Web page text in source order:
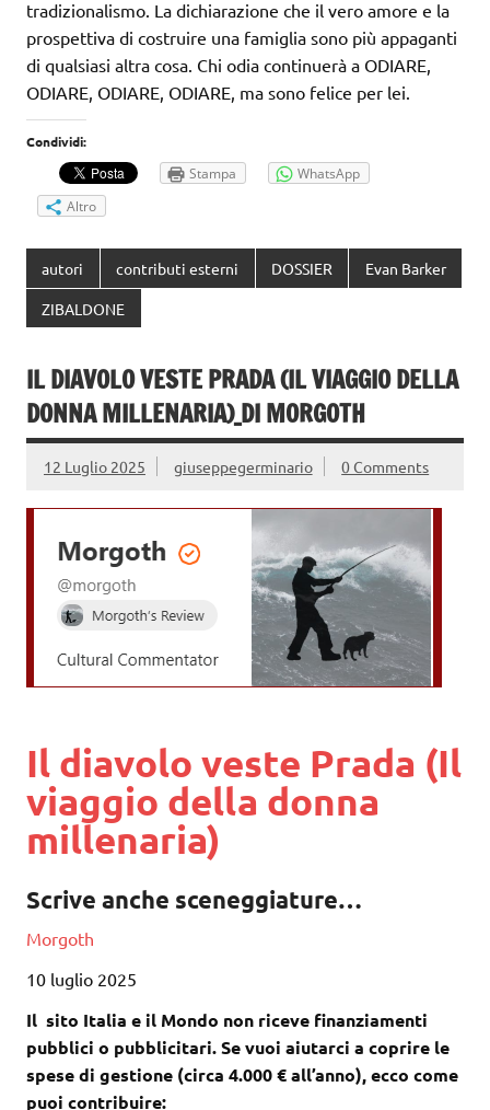
tradizionalismo. La dichiarazione che il vero amore e la
prospettiva di costruire una famiglia sono più appaganti
di qualsiasi altra cosa. Chi odia continuerà a ODIARE,
ODIARE, ODIARE, ODIARE, ma sono felice per lei.
Condividi:
Stampa
WhatsApp
Altro
autori contributi esterni DOSSIER Evan Barker
ZIBALDONE
IL DIAVOLO VESTE PRADA (IL VIAGGIO DELLA
DONNA MILLENARIA)_DI MORGOTH
12 Luglio 2025 giuseppegerminario 0 Comments
Il diavolo veste Prada (Il
viaggio della donna
millenaria)
Scrive anche sceneggiature…
Morgoth
10 luglio 2025
Il sito Italia e il Mondo non riceve finanziamenti
pubblici o pubblicitari. Se vuoi aiutarci a coprire le
spese di gestione (circa 4.000 € all’anno), ecco come
puoi contribuire: